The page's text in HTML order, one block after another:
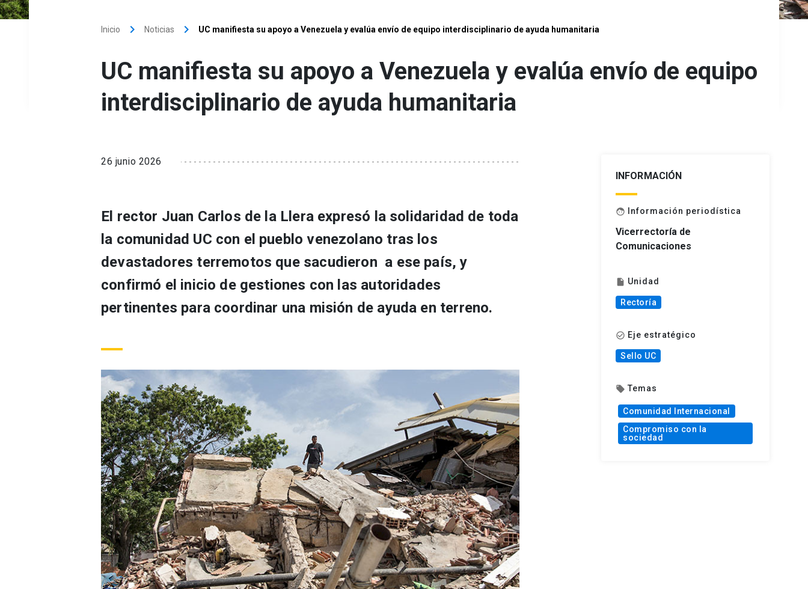
Inicio keyboard_arrow_right Noticias keyboard_arrow_right UC manifiesta su apoyo a Venezuela y evalúa envío de equipo interdisciplinario de ayuda humanitaria
UC manifiesta su apoyo a Venezuela y evalúa envío de equipo
interdisciplinario de ayuda humanitaria
26 junio 2026
El rector Juan Carlos de la Llera expresó la solidaridad de toda
la comunidad UC con el pueblo venezolano tras los
devastadores terremotos que sacudieron a ese país, y
confirmó el inicio de gestiones con las autoridades
pertinentes para coordinar una misión de ayuda en terreno.
INFORMACIÓN
face Información periodística
Vicerrectoría de
Comunicaciones
insert_drive_file Unidad
Rectoría
check_circle_outline Eje estratégico
Sello UC
local_offer Temas
Comunidad Internacional
Compromiso con la
sociedad